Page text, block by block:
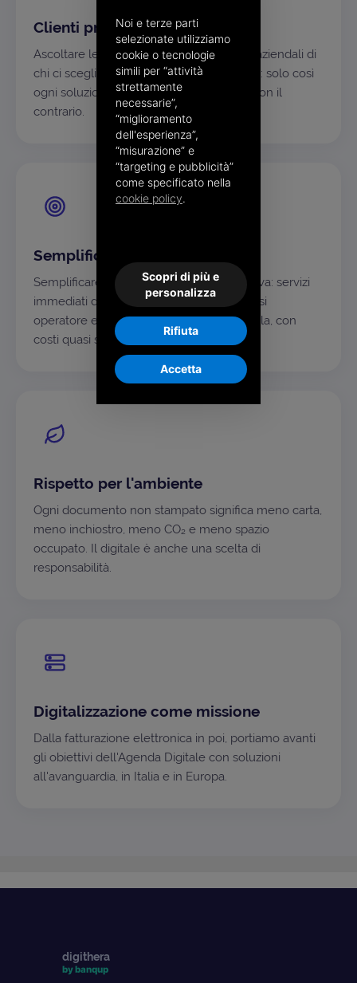
Clienti prima di tutto
Ascoltare le esigenze e capire i processi aziendali di
chi ci sceglie è il nostro punto di partenza: solo così
ogni soluzione si adatta al singolo caso, non il
contrario.
Semplificare, sempre
Semplificare è la nostra ossessione positiva: servizi
immediati da usare, alla portata di qualsiasi
operatore e sostenibili anche su larga scala, con
costi quasi solo variabili.
Rispetto per l'ambiente
Ogni documento non stampato significa meno carta,
meno inchiostro, meno CO₂ e meno spazio
occupato. Il digitale è anche una scelta di
responsabilità.
Digitalizzazione come missione
Dalla fatturazione elettronica in poi, portiamo avanti
gli obiettivi dell'Agenda Digitale con soluzioni
all'avanguardia, in Italia e in Europa.
digithera
by banqup
Noi e terze parti
selezionate utilizziamo
cookie o tecnologie
simili per “attività
strettamente
necessarie”,
“miglioramento
dell'esperienza”,
“misurazione” e
“targeting e pubblicità”
come specificato nella
cookie policy.
Scopri di più e
personalizza
Rifiuta
Accetta